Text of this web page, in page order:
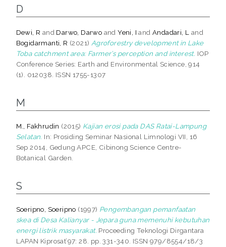
D
Dewi, R and Darwo, Darwo andYeni, I andAndadari, L
and
Bogidarmanti, R (2021) Agroforestry development in Lake
Toba catchment area: Farmer’s perception and interest. IOP
Conference Series: Earth and Environmental Science, 914
(1). 012038. ISSN 1755-1307
M
M., Fakhrudin (2015) Kajian erosi pada DAS Ratai-Lampung
Selatan. In: Prosiding Seminar Nasional Limnologi VII, 16
Sep 2014, Gedung APCE, Cibinong Science Centre-
Botanical Garden.
S
Soeripno, Soeripno (1997) Pengembangan pemanfaatan
skea di Desa Kalianyar - Jepara guna memenuhi kebutuhan
energi listrik masyarakat. Proceeding Teknologi Dirgantara
LAPAN Kiprosat’97: 28. pp. 331-340. ISSN 979/8554/18/3